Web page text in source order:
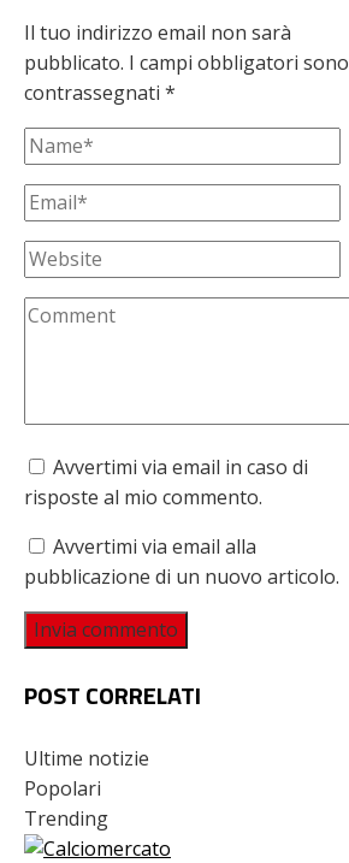
Il tuo indirizzo email non sarà
pubblicato. I campi obbligatori sono
contrassegnati *
Avvertimi via email in caso di
risposte al mio commento.
Avvertimi via email alla
pubblicazione di un nuovo articolo.
POST CORRELATI
Ultime notizie
Popolari
Trending